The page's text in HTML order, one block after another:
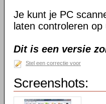
Je kunt je PC
laten controleren op
Dit is een versie
Stel een correctie voor
Screenshots: